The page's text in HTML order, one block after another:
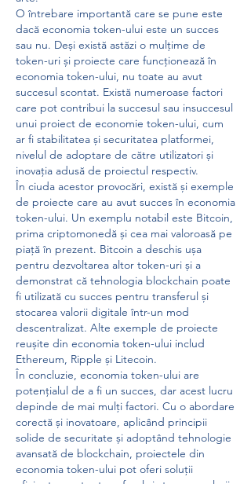
O întrebare importantă care se pune este
dacă economia token-ului este un succes
sau nu. Deși există astăzi o mulțime de
token-uri și proiecte care funcționează în
economia token-ului, nu toate au avut
succesul scontat. Există numeroase factori
care pot contribui la succesul sau insuccesul
unui proiect de economie token-ului, cum
ar fi stabilitatea și securitatea platformei,
nivelul de adoptare de către utilizatori și
inovația adusă de proiectul respectiv.
În ciuda acestor provocări, există și exemple
de proiecte care au avut succes în economia
token-ului. Un exemplu notabil este Bitcoin,
prima criptomonedă și cea mai valoroasă pe
piață în prezent. Bitcoin a deschis ușa
pentru dezvoltarea altor token-uri și a
demonstrat că tehnologia blockchain poate
fi utilizată cu succes pentru transferul și
stocarea valorii digitale într-un mod
descentralizat. Alte exemple de proiecte
reușite din economia token-ului includ
Ethereum, Ripple și Litecoin.
În concluzie, economia token-ului are
potențialul de a fi un succes, dar acest lucru
depinde de mai mulți factori. Cu o abordare
corectă și inovatoare, aplicând principii
solide de securitate și adoptând tehnologie
avansată de blockchain, proiectele din
economia token-ului pot oferi soluții